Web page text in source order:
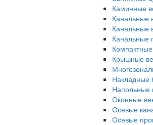
Каминные
Канальные
Канальные
Канальные
Крышные
Накладные
Напольные
Оконные
Осевые
Осевые